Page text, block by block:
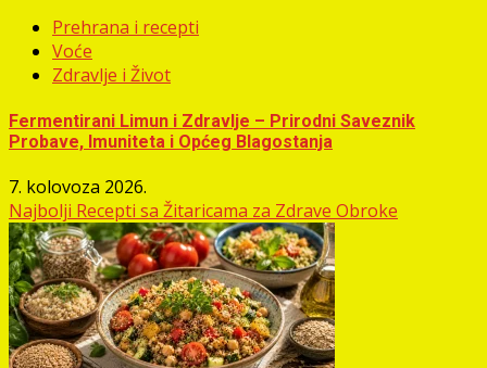
Prehrana i recepti
Voće
Zdravlje i Život
Fermentirani Limun i Zdravlje – Prirodni Saveznik
Probave, Imuniteta i Općeg Blagostanja
7. kolovoza 2026.
Najbolji Recepti sa Žitaricama za Zdrave Obroke